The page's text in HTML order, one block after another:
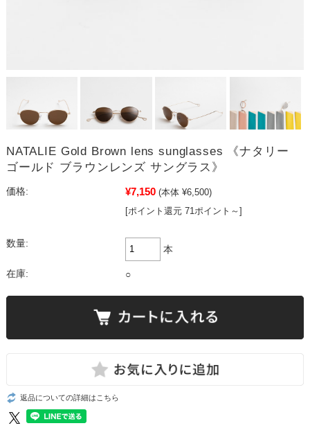
NATALIE Gold Brown lens sunglasses 《ナタリー
ゴールド ブラウンレンズ サングラス》
価格: ¥7,150 (本体 ¥6,500)
[ポイント還元 71ポイント～]
数量:
本
在庫: ○
返品についての詳細はこちら